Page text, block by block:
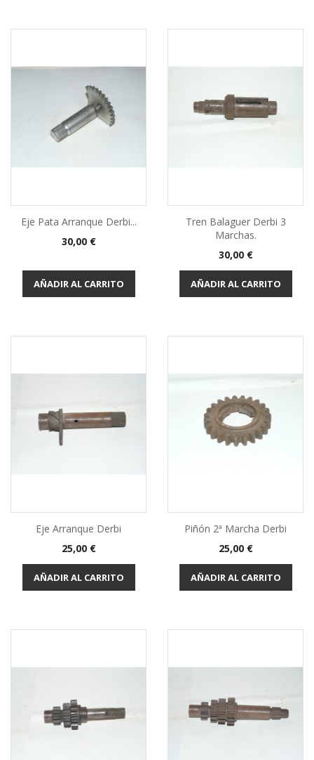
Eje Pata Arranque Derbi...
Precio
30,00 €
AÑADIR AL CARRITO
Tren Balaguer Derbi 3
Marchas.
Precio
30,00 €
AÑADIR AL CARRITO
Eje Arranque Derbi
Precio
25,00 €
AÑADIR AL CARRITO
Piñón 2ª Marcha Derbi
Precio
25,00 €
AÑADIR AL CARRITO